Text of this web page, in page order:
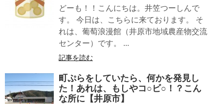
どーも！！こんにちは。井笠つーしんで
す。 今日は、こちらに来ております。 そ
れは、葡萄浪漫館（井原市地域農産物交流
センター）です。 ...
記事を読む
町ぷらをしていたら、何かを発見し
た！あれは、もしやコ○ビ○！？こん
な所に【井原市】